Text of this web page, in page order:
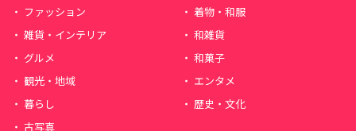
ファッション
着物・和服
雑貨・インテリア
和雑貨
グルメ
和菓子
観光・地域
エンタメ
暮らし
歴史・文化
古写真